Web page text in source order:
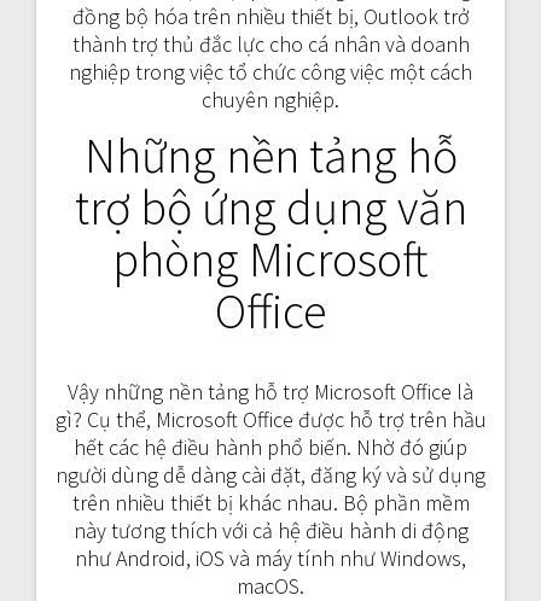
đồng bộ hóa trên nhiều thiết bị, Outlook trở
thành trợ thủ đắc lực cho cá nhân và doanh
nghiệp trong việc tổ chức công việc một cách
chuyên nghiệp.
Những nền tảng hỗ
trợ bộ ứng dụng văn
phòng Microsoft
Office
Vậy những nền tảng hỗ trợ Microsoft Office là
gì? Cụ thể, Microsoft Office được hỗ trợ trên hầu
hết các hệ điều hành phổ biến. Nhờ đó giúp
người dùng dễ dàng cài đặt, đăng ký và sử dụng
trên nhiều thiết bị khác nhau. Bộ phần mềm
này tương thích với cả hệ điều hành di động
như Android, iOS và máy tính như Windows,
macOS.